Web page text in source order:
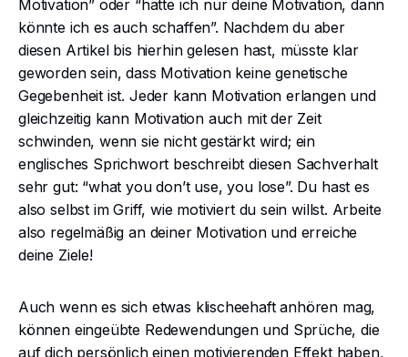
Motivation” oder “hätte ich nur deine Motivation, dann
könnte ich es auch schaffen”. Nachdem du aber
diesen Artikel bis hierhin gelesen hast, müsste klar
geworden sein, dass Motivation keine genetische
Gegebenheit ist. Jeder kann Motivation erlangen und
gleichzeitig kann Motivation auch mit der Zeit
schwinden, wenn sie nicht gestärkt wird; ein
englisches Sprichwort beschreibt diesen Sachverhalt
sehr gut: “what you don’t use, you lose”. Du hast es
also selbst im Griff, wie motiviert du sein willst. Arbeite
also regelmäßig an deiner Motivation und erreiche
deine Ziele!
Auch wenn es sich etwas klischeehaft anhören mag,
können eingeübte Redewendungen und Sprüche, die
auf dich persönlich einen motivierenden Effekt haben,